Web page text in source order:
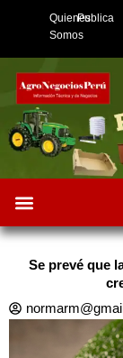
Quienes
Somos
Publica
Se prevé que